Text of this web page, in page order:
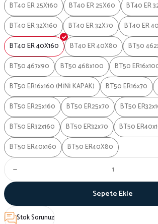
BT40 ER 25X160
BT40 ER 25X60
BT40 ER
BT40 ER 32X160
BT40 ER 32X70
BT40 ER
BT40 ER 40X160
BT40 ER 40X80
BT50
BT50 467x90
BT50 468x100 BT50
BT50 ER16x160 (MİNİ KAPAK)
BT50 ER16x70
BT50 ER25x160
BT50 ER25x70
BT50
BT50 ER32x160
BT50 ER32x70
BT50
BT50 ER40x160
BT50 ER40X80
Sepete Ekle
Stok Sorunuz